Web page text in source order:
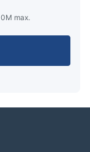
max.